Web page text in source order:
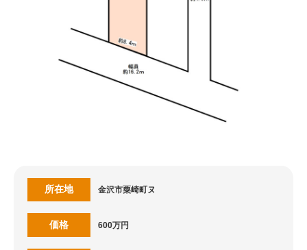
所在地 金沢市粟崎町ヌ
価格 600万円